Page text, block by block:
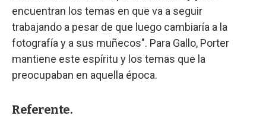
encuentran los temas en que va a seguir
trabajando a pesar de que luego cambiaría a la
fotografía y a sus muñecos". Para Gallo, Porter
mantiene este espíritu y los temas que la
preocupaban en aquella época.
Referente.